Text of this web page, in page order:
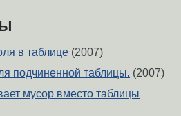
в таблице (2007)
подчиненной таблицы. (2007)
мусор вместо таблицы